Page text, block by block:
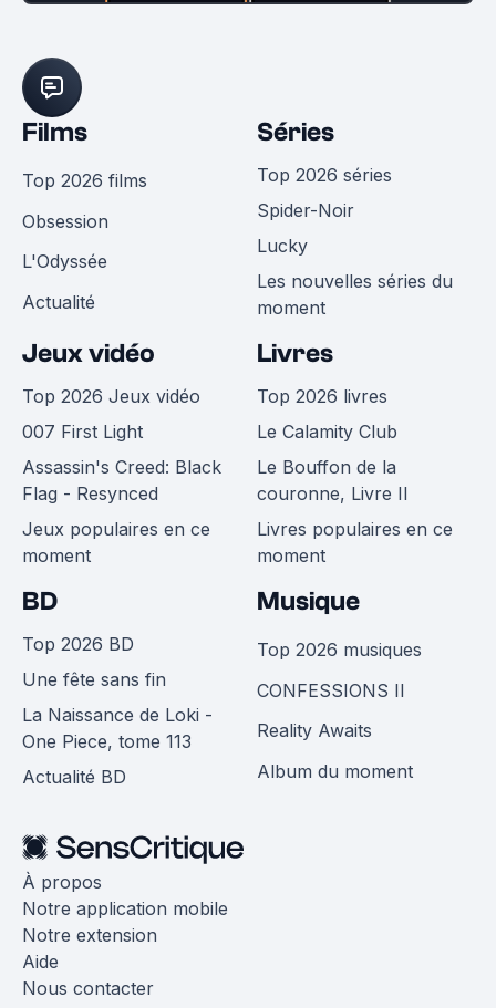
Films
Top 2026 films
Obsession
L'Odyssée
Actualité
Séries
Top 2026 séries
Spider-Noir
Lucky
Les nouvelles séries du
moment
Jeux vidéo
Top 2026 Jeux vidéo
007 First Light
Assassin's Creed: Black
Flag - Resynced
Jeux populaires en ce
moment
Livres
Top 2026 livres
Le Calamity Club
Le Bouffon de la
couronne, Livre II
Livres populaires en ce
moment
BD
Top 2026 BD
Une fête sans fin
La Naissance de Loki -
One Piece, tome 113
Actualité BD
Musique
Top 2026 musiques
CONFESSIONS II
Reality Awaits
Album du moment
À propos
Notre application mobile
Notre extension
Aide
Nous contacter